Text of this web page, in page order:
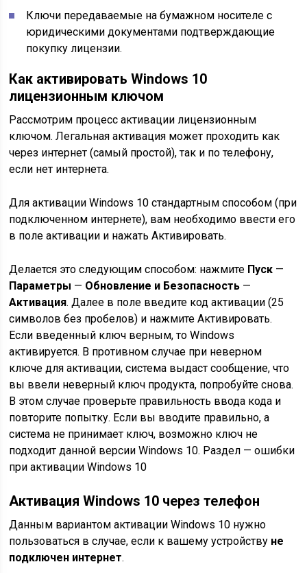
Ключи передаваемые на бумажном носителе с
юридическими документами подтверждающие
покупку лицензии.
Как активировать Windows 10
лицензионным ключом
Рассмотрим процесс активации лицензионным
ключом. Легальная активация может проходить как
через интернет (самый простой), так и по телефону,
если нет интернета.
Для активации Windows 10 стандартным способом (при
подключенном интернете), вам необходимо ввести его
в поле активации и нажать Активировать.
Делается это следующим способом: нажмите Пуск —
Параметры — Обновление и Безопасность —
Активация. Далее в поле введите код активации (25
символов без пробелов) и нажмите Активировать.
Если введенный ключ верным, то Windows
активируется. В противном случае при неверном
ключе для активации, система выдаст сообщение, что
вы ввели неверный ключ продукта, попробуйте снова.
В этом случае проверьте правильность ввода кода и
повторите попытку. Если вы вводите правильно, а
система не принимает ключ, возможно ключ не
подходит данной версии Windows 10. Раздел — ошибки
при активации Windows 10
Активация Windows 10 через телефон
Данным вариантом активации Windows 10 нужно
пользоваться в случае, если к вашему устройству не
подключен интернет.